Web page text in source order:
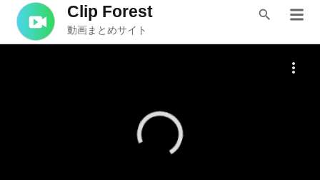
Clip Forest
動画まとめサイト